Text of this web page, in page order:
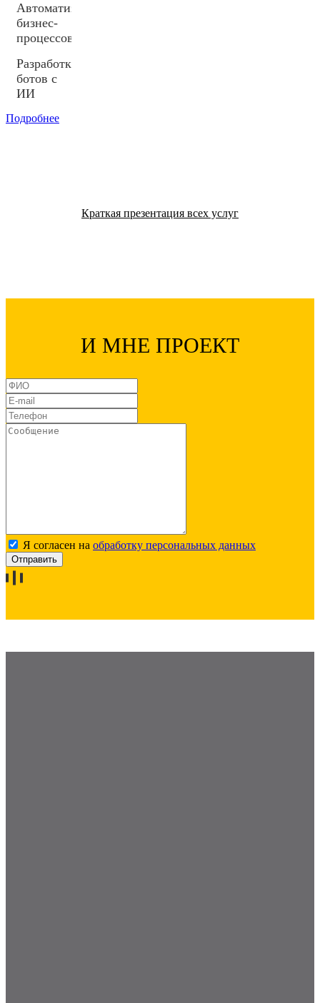
Автоматизация
бизнес-
процессов
Разработка
ботов с
ИИ
Подробнее
Краткая презентация всех услуг
И МНЕ ПРОЕКТ
Я согласен на обработку персональных данных
Отправить